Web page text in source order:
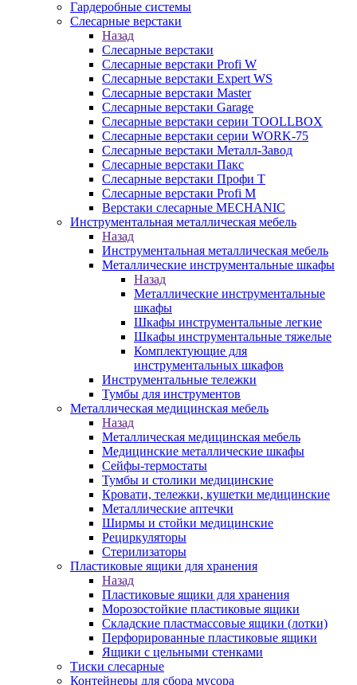
Гардеробные системы
Слесарные верстаки
Назад
Слесарные верстаки
Слесарные верстаки Profi W
Слесарные верстаки Expert WS
Слесарные верстаки Master
Слесарные верстаки Garage
Слесарные верстаки серии TOOLLBOX
Слесарные верстаки серии WORK-75
Слесарные верстаки Металл-Завод
Слесарные верстаки Пакс
Слесарные верстаки Профи Т
Слесарные верстаки Profi M
Верстаки слесарные MECHANIC
Инструментальная металлическая мебель
Назад
Инструментальная металлическая мебель
Металлические инструментальные шкафы
Назад
Металлические инструментальные
шкафы
Шкафы инструментальные легкие
Шкафы инструментальные тяжелые
Комплектующие для
инструментальных шкафов
Инструментальные тележки
Тумбы для инструментов
Металлическая медицинская мебель
Назад
Металлическая медицинская мебель
Медицинские металлические шкафы
Сейфы-термостаты
Тумбы и столики медицинские
Кровати, тележки, кушетки медицинские
Металлические аптечки
Ширмы и стойки медицинские
Рециркуляторы
Стерилизаторы
Пластиковые ящики для хранения
Назад
Пластиковые ящики для хранения
Морозостойкие пластиковые ящики
Складские пластмассовые ящики (лотки)
Перфорированные пластиковые ящики
Ящики с цельными стенками
Тиски слесарные
Контейнеры для сбора мусора